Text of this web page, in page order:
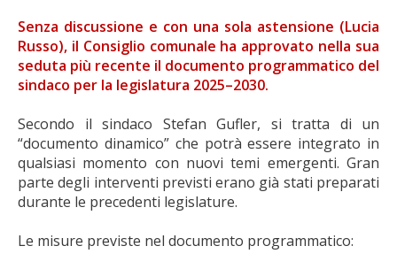
Senza discussione e con una sola astensione (Lucia
Russo), il Consiglio comunale ha approvato nella sua
seduta più recente il documento programmatico del
sindaco per la legislatura 2025–2030.
Secondo il sindaco Stefan Gufler, si tratta di un
“documento dinamico” che potrà essere integrato in
qualsiasi momento con nuovi temi emergenti. Gran
parte degli interventi previsti erano già stati preparati
durante le precedenti legislature.
Le misure previste nel documento programmatico: